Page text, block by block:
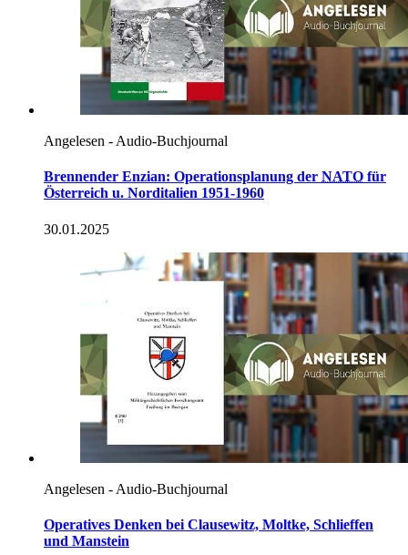
Angelesen - Audio-Buchjournal
Brennender Enzian: Operationsplanung der NATO für
Österreich u. Norditalien 1951-1960
30.01.2025
Angelesen - Audio-Buchjournal
Operatives Denken bei Clausewitz, Moltke, Schlieffen
und Manstein